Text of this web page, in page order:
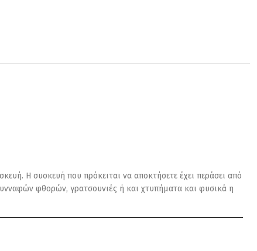
Η συσκευή που πρόκειται να αποκτήσετε έχει περάσει από
φθορών, γρατσουνιές ή και χτυπήματα και φυσικά η